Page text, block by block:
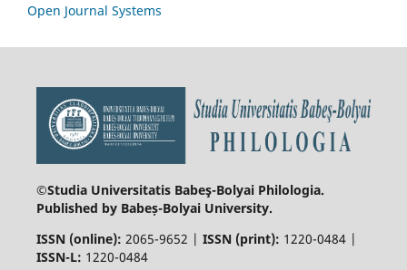
Open Journal Systems
©Studia Universitatis Babeş-Bolyai Philologia.
Published by Babeș-Bolyai University.
ISSN (online): 2065-9652 | ISSN (print): 1220-0484 |
ISSN-L: 1220-0484